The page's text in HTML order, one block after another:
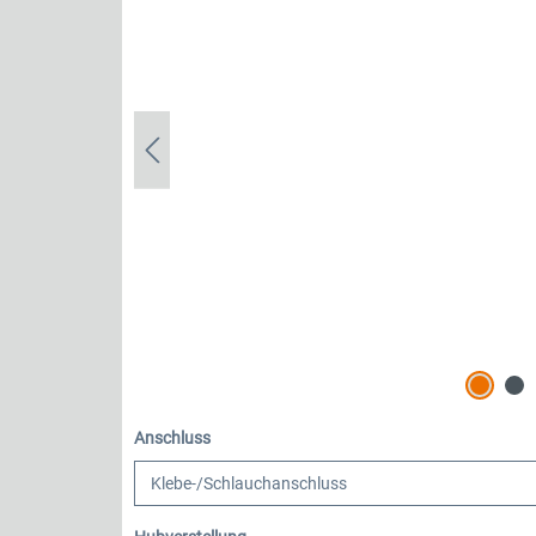
Anschlussauswählen